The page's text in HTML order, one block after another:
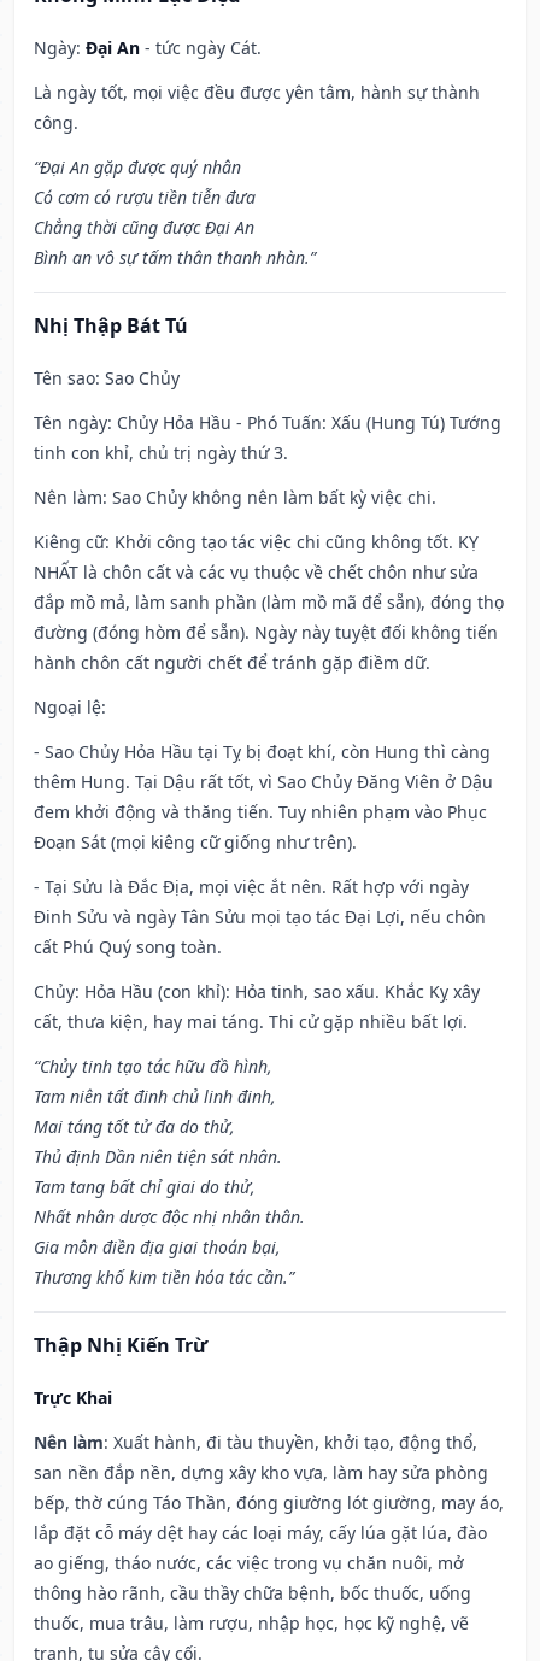
Ngày: Đại An - tức ngày Cát.
Là ngày tốt, mọi việc đều được yên tâm, hành sự thành
công.
“Đại An gặp được quý nhân
Có cơm có rượu tiền tiễn đưa
Chẳng thời cũng được Đại An
Bình an vô sự tấm thân thanh nhàn.”
Nhị Thập Bát Tú
Tên sao: Sao Chủy
Tên ngày: Chủy Hỏa Hầu - Phó Tuấn: Xấu (Hung Tú) Tướng
tinh con khỉ, chủ trị ngày thứ 3.
Nên làm: Sao Chủy không nên làm bất kỳ việc chi.
Kiêng cữ: Khởi công tạo tác việc chi cũng không tốt. KỴ
NHẤT là chôn cất và các vụ thuộc về chết chôn như sửa
đắp mồ mả, làm sanh phần (làm mồ mã để sẵn), đóng thọ
đường (đóng hòm để sẵn). Ngày này tuyệt đối không tiến
hành chôn cất người chết để tránh gặp điềm dữ.
Ngoại lệ:
- Sao Chủy Hỏa Hầu tại Tỵ bị đoạt khí, còn Hung thì càng
thêm Hung. Tại Dậu rất tốt, vì Sao Chủy Đăng Viên ở Dậu
đem khởi động và thăng tiến. Tuy nhiên phạm vào Phục
Đoạn Sát (mọi kiêng cữ giống như trên).
- Tại Sửu là Đắc Địa, mọi việc ắt nên. Rất hợp với ngày
Đinh Sửu và ngày Tân Sửu mọi tạo tác Đại Lợi, nếu chôn
cất Phú Quý song toàn.
Chủy: Hỏa Hầu (con khỉ): Hỏa tinh, sao xấu. Khắc Kỵ xây
cất, thưa kiện, hay mai táng. Thi cử gặp nhiều bất lợi.
“Chủy tinh tạo tác hữu đồ hình,
Tam niên tất đinh chủ linh đinh,
Mai táng tốt tử đa do thử,
Thủ định Dần niên tiện sát nhân.
Tam tang bất chỉ giai do thử,
Nhất nhân dược độc nhị nhân thân.
Gia môn điền địa giai thoán bại,
Thương khố kim tiền hóa tác cần.”
Thập Nhị Kiến Trừ
Trực Khai
Nên làm: Xuất hành, đi tàu thuyền, khởi tạo, động thổ,
san nền đắp nền, dựng xây kho vựa, làm hay sửa phòng
bếp, thờ cúng Táo Thần, đóng giường lót giường, may áo,
lắp đặt cỗ máy dệt hay các loại máy, cấy lúa gặt lúa, đào
ao giếng, tháo nước, các việc trong vụ chăn nuôi, mở
thông hào rãnh, cầu thầy chữa bệnh, bốc thuốc, uống
thuốc, mua trâu, làm rượu, nhập học, học kỹ nghệ, vẽ
tranh, tu sửa cây cối.